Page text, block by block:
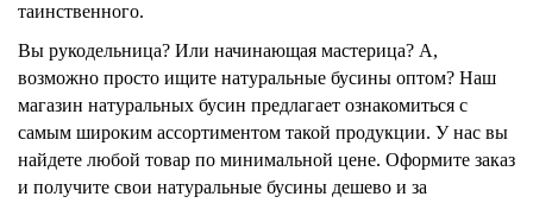
таинственного.
Вы рукодельница? Или начинающая мастерица? А,
возможно просто ищите натуральные бусины оптом? Наш
магазин натуральных бусин предлагает ознакомиться с
самым широким ассортиментом такой продукции. У нас вы
найдете любой товар по минимальной цене. Оформите заказ
и получите свои натуральные бусины дешево и за